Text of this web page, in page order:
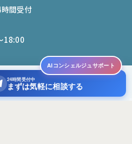
間受付
18:00
N. All Rights Reserved.
AIコンシェルジュサポート
24時間受付中
まずは気軽に相談する